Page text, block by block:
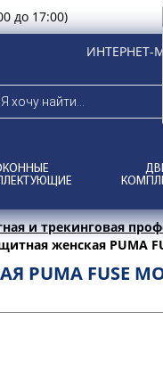
до 17:00)
и трекинговая
женская PUMA
FUSE